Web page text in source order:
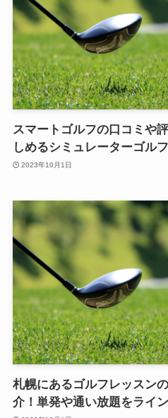
スマートゴルフの口コミや
しめるシミュレーターゴル
2023年10月1日
札幌にあるゴルフレッスン
介！単発や通い放題をライ